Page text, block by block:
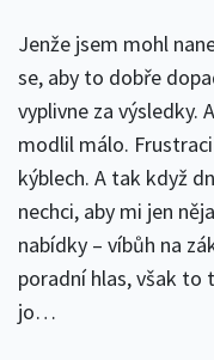
Jenže jsem mohl
se, aby to dobře
vyplivne za výsledky.
modlil málo.
kýblech. A tak když
nechci, aby mi jen
nabídky – víbůh na
poradní hlas, však to
jo…